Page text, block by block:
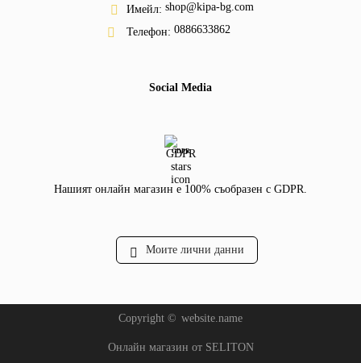
Имейл: shop@kipa-bg.com
Телефон: 0886633862
Social Media
GDPR
Нашият онлайн магазин е 100% съобразен с GDPR.
Моите лични данни
Copyright © website.name
Онлайн магазин от SELITON